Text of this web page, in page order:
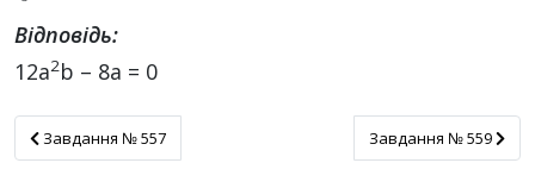
Відповідь:
12а2b – 8a = 0
Завдання № 557
Завдання № 557 Завдання № 559
Завдання № 559